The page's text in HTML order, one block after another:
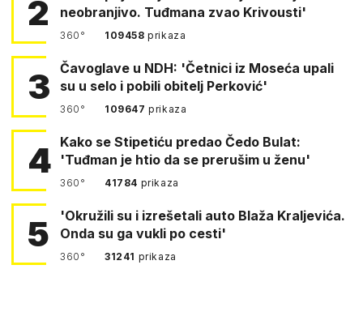
2
neobranjivo. Tuđmana zvao Krivousti'
360° 109458prikaza
3
Čavoglave u NDH: 'Četnici iz Moseća upali
su u selo i pobili obitelj Perković'
360° 109647prikaza
4 Kako se Stipetiću predao Čedo Bulat:
'Tuđman je htio da se prerušim u ženu'
360° 41784 prikaza
5
'Okružili su i izrešetali auto Blaža Kraljevića.
Onda su ga vukli po cesti'
360° 31241 prikaza